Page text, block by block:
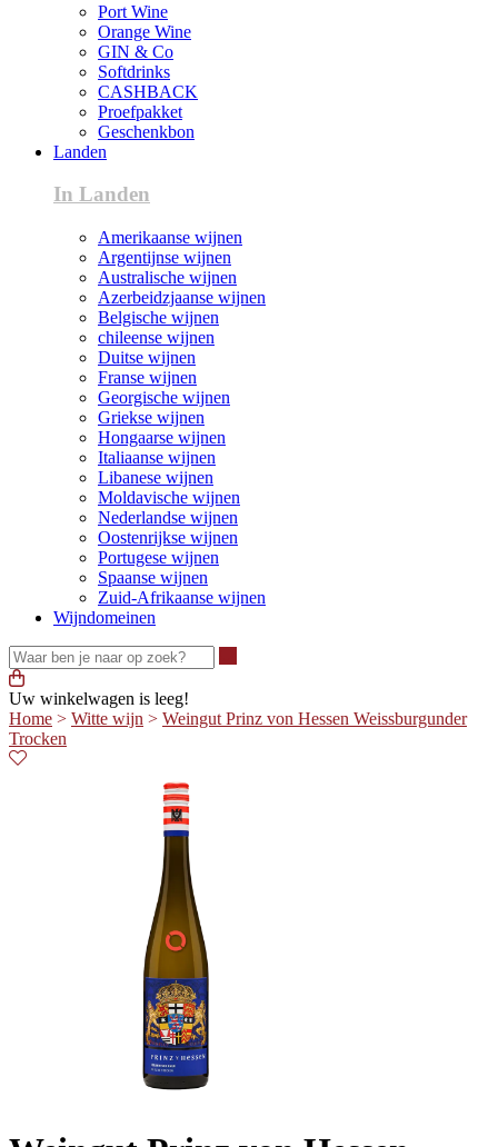
Port Wine
Orange Wine
GIN & Co
Softdrinks
CASHBACK
Proefpakket
Geschenkbon
Landen
In Landen
Amerikaanse wijnen
Argentijnse wijnen
Australische wijnen
Azerbeidzjaanse wijnen
Belgische wijnen
chileense wijnen
Duitse wijnen
Franse wijnen
Georgische wijnen
Griekse wijnen
Hongaarse wijnen
Italiaanse wijnen
Libanese wijnen
Moldavische wijnen
Nederlandse wijnen
Oostenrijkse wijnen
Portugese wijnen
Spaanse wijnen
Zuid-Afrikaanse wijnen
Wijndomeinen
Uw winkelwagen is leeg!
Home > Witte wijn > Weingut Prinz von Hessen Weissburgunder
Trocken